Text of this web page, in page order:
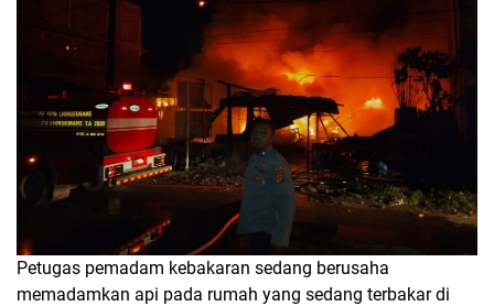
Petugas pemadam kebakaran sedang berusaha
memadamkan api pada rumah yang sedang terbakar di